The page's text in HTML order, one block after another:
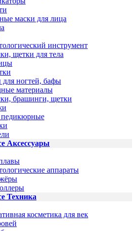
маски для лица
инструмент
щетки для тела
ногтей, бафы
материалы
брашинги, щетки
Аксессуары
аппараты
Техника
косметика для век